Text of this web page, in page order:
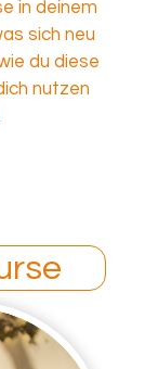
in deinem
sich neu
du diese
nutzen